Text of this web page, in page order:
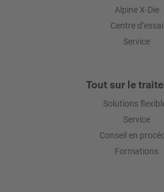
Alpine X-Die
Centre d’essai
Service
Tout sur le
Solutions
Service
Conseil en
Formations